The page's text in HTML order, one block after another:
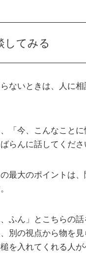
してみる
ないときは、人に
「今、こんなこと
らんに話してくださ
最大のポイントは
ふん」とこちらの
別の視点から物を
を入れてくれる人が